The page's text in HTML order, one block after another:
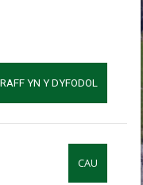
YN Y DYFODOL
CAU